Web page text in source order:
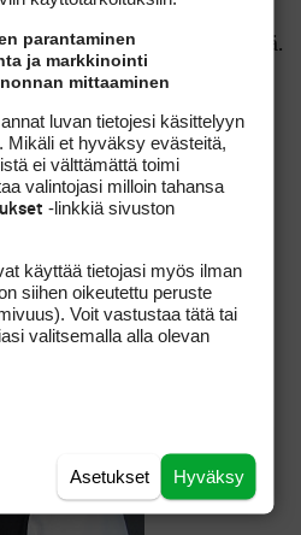
tullaan pelaamaan
osalta pehmeää kenttää.
Jens Dantorp
litaa ylivoimaisesti
, Mattias Eliassonsekä
parantaminen
ja markkinointi
mittaaminen
luvan tietojesi käsittelyyn
Mikäli et hyväksy evästeitä,
ei välttämättä toimi
valintojasi milloin tahansa
-linkkiä sivuston
käyttää tietojasi myös ilman
siihen oikeutettu peruste
Voit vastustaa tätä tai
valitsemalla alla olevan
Hyväksy
Asetukset